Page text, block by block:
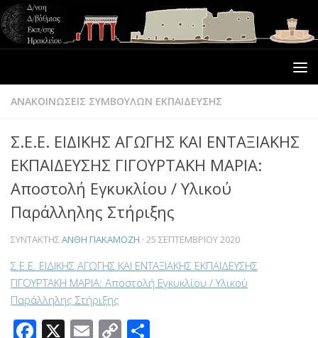
ΑΝΑΚΟΙΝΩΣΕΙΣ ΣΥΜΒΟΥΛΩΝ ΕΚΠΑΙΔΕΥΣΗΣ
Σ.Ε.Ε. ΕΙΔΙΚΗΣ ΑΓΩΓΗΣ ΚΑΙ ΕΝΤΑΞΙΑΚΗΣ
ΕΚΠΑΙΔΕΥΣΗΣ ΓΙΓΟΥΡΤΑΚΗ ΜΑΡΙΑ:
Αποστολή Εγκυκλίου / Υλικού
Παράλληλης Στήριξης
ΣΥΝΤΆΚΤΗΣΑΝΘΗ ΓΙΑΚΑΜΟΖΗ · 25 ΣΕΠΤΕΜΒΡΊΟΥ 2020
Σ.Ε.Ε. ΕΙΔΙΚΗΣ ΑΓΩΓΗΣ ΚΑΙ ΕΝΤΑΞΙΑΚΗΣ ΕΚΠΑΙΔΕΥΣΗΣ
ΓΙΓΟΥΡΤΑΚΗ ΜΑΡΙΑ: Αποστολή Εγκυκλίου / Υλικού
Παράλληλης Στήριξης
Facebook
X Email
Copy